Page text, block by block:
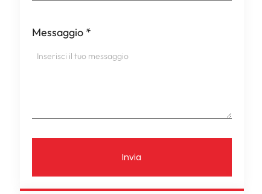
Messaggio *
Invia